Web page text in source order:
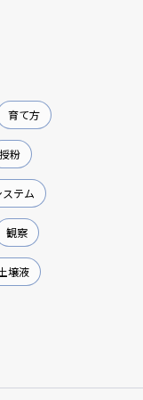
育て方
授粉
テム
観察
壌液